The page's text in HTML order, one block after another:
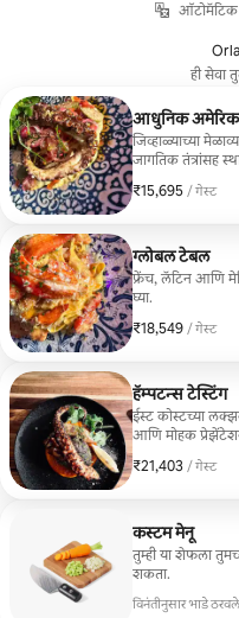
ऑटोमॅटिक
ही सेवा
आधुनिक
जिव्हाळ्याच्या
जागतिक तंत्रांसह
₹15,695 / गेस्ट
₹15,695 प्रति गेस्ट
ग्लोबल टेबल
फ्रेंच, लॅटिन आणि
घ्या.
₹18,549 / गेस्ट
₹18,549 प्रति गेस्ट
हॅम्पटन्स टेस्टिंग
ईस्ट कोस्टच्या
आणि मोहक
₹21,403 / गेस्ट
₹21,403 प्रति गेस्ट
कस्टम मेनू
तुम्ही या शेफला
शकता.
विनंतीनुसार भाडे